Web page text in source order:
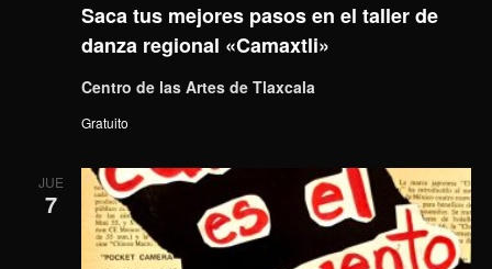
Saca tus mejores pasos en el taller de
danza regional «Camaxtli»
Centro de las Artes de Tlaxcala
Gratuito
JUE
7